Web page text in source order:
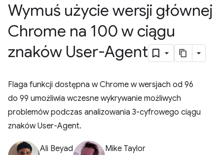
Wymuś użycie wersji głównej
Chrome na 100 w ciągu
znaków User-Agent
Flaga funkcji dostępna w Chrome w wersjach od 96
do 99 umożliwia wczesne wykrywanie możliwych
problemów podczas analizowania 3-cyfrowego ciągu
znaków User-Agent.
Ali Beyad Mike Taylor